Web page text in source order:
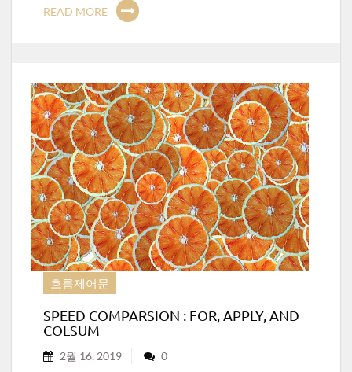
READ MORE
흐름제어문
SPEED COMPARSION : FOR, APPLY, AND
COLSUM
2월 16, 2019 0